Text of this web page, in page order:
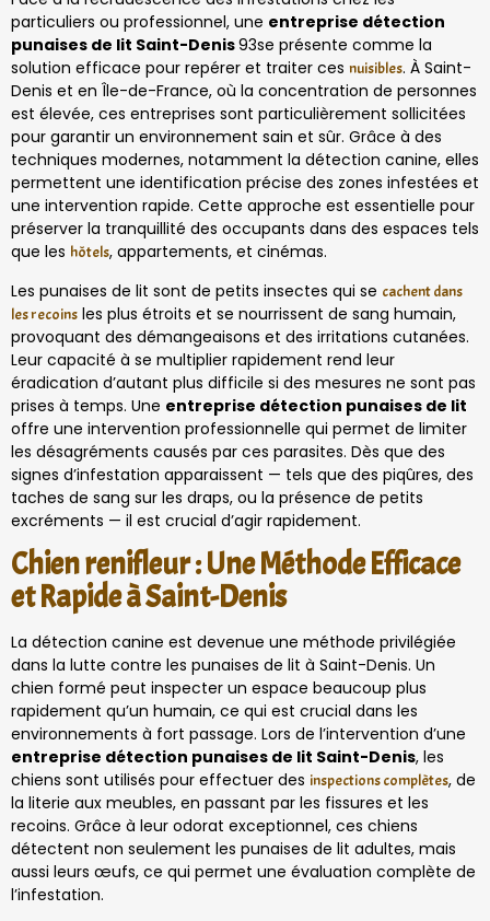
particuliers ou professionnel, une entreprise détection
punaises de lit Saint-Denis93se présente comme la
solution efficace pour repérer et traiter ces nuisibles. À Saint-
Denis et en Île-de-France, où la concentration de personnes
est élevée, ces entreprises sont particulièrement sollicitées
pour garantir un environnement sain et sûr. Grâce à des
techniques modernes, notamment la détection canine, elles
permettent une identification précise des zones infestées et
une intervention rapide. Cette approche est essentielle pour
préserver la tranquillité des occupants dans des espaces tels
que les hôtels, appartements, et cinémas.
Les punaises de lit sont de petits insectes qui se cachent dans
les recoins les plus étroits et se nourrissent de sang humain,
provoquant des démangeaisons et des irritations cutanées.
Leur capacité à se multiplier rapidement rend leur
éradication d’autant plus difficile si des mesures ne sont pas
prises à temps. Une entreprise détection punaises de lit
offre une intervention professionnelle qui permet de limiter
les désagréments causés par ces parasites. Dès que des
signes d’infestation apparaissent — tels que des piqûres, des
taches de sang sur les draps, ou la présence de petits
excréments — il est crucial d’agir rapidement.
Chien renifleur : Une Méthode Efficace
et Rapide à Saint-Denis
La détection canine est devenue une méthode privilégiée
dans la lutte contre les punaises de lit à Saint-Denis. Un
chien formé peut inspecter un espace beaucoup plus
rapidement qu’un humain, ce qui est crucial dans les
environnements à fort passage. Lors de l’intervention d’une
entreprise détection punaises de lit Saint-Denis, les
chiens sont utilisés pour effectuer des inspections complètes, de
la literie aux meubles, en passant par les fissures et les
recoins. Grâce à leur odorat exceptionnel, ces chiens
détectent non seulement les punaises de lit adultes, mais
aussi leurs œufs, ce qui permet une évaluation complète de
l’infestation.